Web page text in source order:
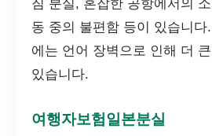
짐 분실, 혼잡한 공항에서의
동 중의 불편함 등이 있습니
에는 언어 장벽으로 인해 더
있습니다.
여행자보험일본분실